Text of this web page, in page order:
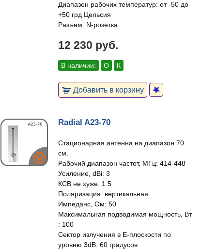
Диапазон рабочих температур: от -50 до
+50 грд Цельсия
Разъем: N-розетка
12 230 руб.
В наличии: О К
Добавить в корзину
Radial A23-70
Стационарная антенна на диапазон 70
см.
Рабочий диапазон частот, МГц: 414-448
Усиление, dBi: 3
КСВ не хуже: 1.5
Поляризация: вертикальная
Импеданс, Ом: 50
Максимальная подводимая мощность, Вт
: 100
Сектор излучения в E-плоскости по
уровню 3dB: 60 градусов